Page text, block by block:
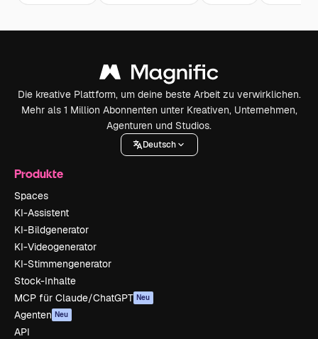
Die kreative Plattform, um deine beste Arbeit zu verwirklichen.
Mehr als 1 Million Abonnenten unter Kreativen, Unternehmen,
Agenturen und Studios.
Deutsch
Produkte
Spaces
KI-Assistent
KI-Bildgenerator
KI-Videogenerator
KI-Stimmengenerator
Stock-Inhalte
MCP für Claude/ChatGPT Neu
Agenten Neu
API